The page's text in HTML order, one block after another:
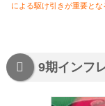
による駆け引きが重要と
9期インフ